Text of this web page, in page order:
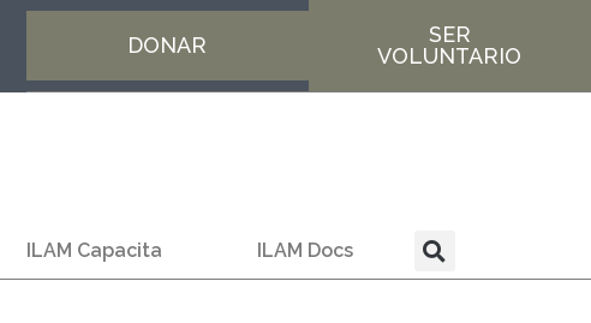
DONAR
SER
VOLUNTARIO
ILAM Capacita ILAM Docs